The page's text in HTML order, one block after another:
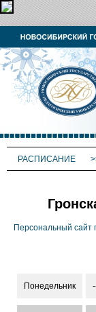
РАСПИСАНИЕ
Персональный сайт
Понедельник